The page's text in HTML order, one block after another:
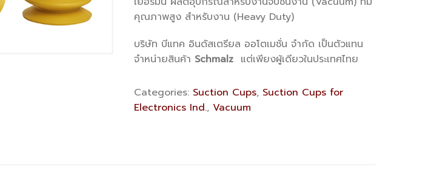
คุณภาพสูง สำหรับงาน (Heavy Duty)
บริษัท บีแทค อินดัสเตรียล ออโตเมชั่น จำกัด เป็นตัวแทน
จำหน่ายสินค้า Schmalzแต่เพียงผู้เดียวในประเทศไทย
Categories: Suction Cups, Suction Cups for
Electronics Ind., Vacuum